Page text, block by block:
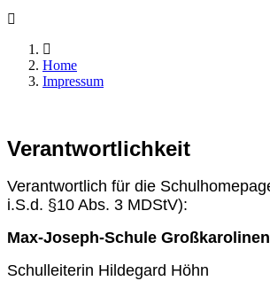
Home
Impressum
Verantwortlichkeit
Verantwortlich für die
i.S.d. §10 Abs. 3 MDStV):
Max-Joseph-Schule
Schulleiterin Hildegard Höhn